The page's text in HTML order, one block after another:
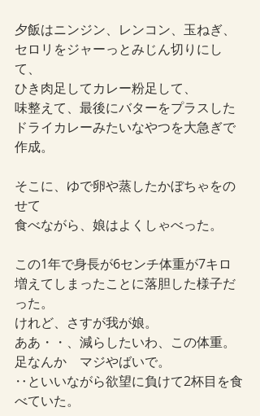
夕飯はニンジン、レンコン、玉ねぎ、
セロリをジャーっとみじん切りにし
て、
ひき肉足してカレー粉足して、
味整えて、最後にバターをプラスした
ドライカレーみたいなやつを大急ぎで
作成。
そこに、ゆで卵や蒸したかぼちゃをの
せて
食べながら、娘はよくしゃべった。
この1年で身長が6センチ体重が7キロ
増えてしまったことに落胆した様子だ
った。
けれど、さすが我が娘。
ああ・・、減らしたいわ、この体重。
足なんか　マジやばいで。
‥といいながら欲望に負けて2杯目を食
べていた。